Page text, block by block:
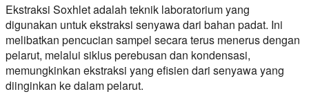
Ekstraksi Soxhlet adalah teknik laboratorium yang
digunakan untuk ekstraksi senyawa dari bahan padat. Ini
melibatkan pencucian sampel secara terus menerus dengan
pelarut, melalui siklus perebusan dan kondensasi,
memungkinkan ekstraksi yang efisien dari senyawa yang
diinginkan ke dalam pelarut.